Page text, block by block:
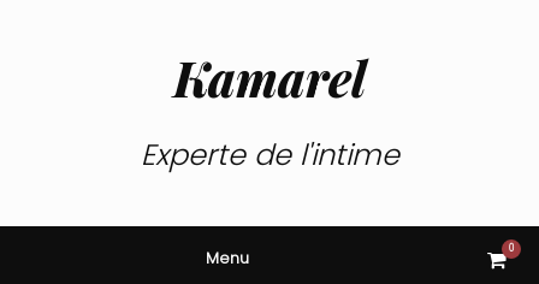
Kamarel
Experte de l'intime
Menu View
0